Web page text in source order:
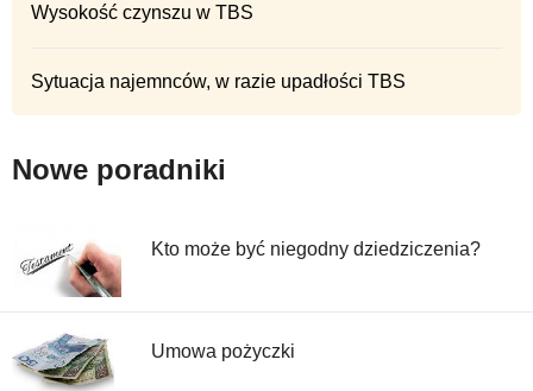
Wysokość czynszu w TBS
Sytuacja najemnców, w razie upadłości TBS
Nowe poradniki
Kto może być niegodny dziedziczenia?
Umowa pożyczki